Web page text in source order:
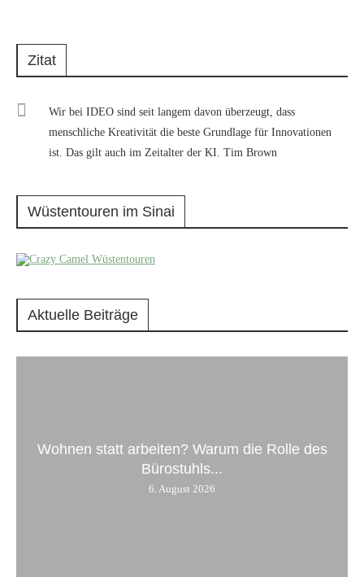
Zitat
Wir bei IDEO sind seit langem davon überzeugt, dass
menschliche Kreativität die beste Grundlage für Innovationen
ist. Das gilt auch im Zeitalter der KI. Tim Brown
Wüstentouren im Sinai
Aktuelle Beiträge
Wohnen statt arbeiten? Warum die Rolle des
Bürostuhls...
6. August 2026